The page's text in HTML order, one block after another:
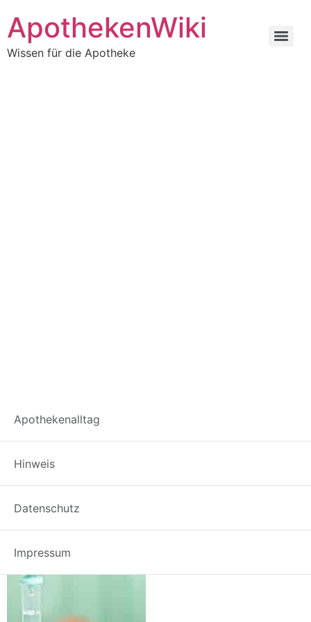
ApothekenWiki
Wissen für die Apotheke
Apothekenalltag
Hinweis
Datenschutz
Impressum
31538403 – infusion
bottle with patient in
bed in hospital